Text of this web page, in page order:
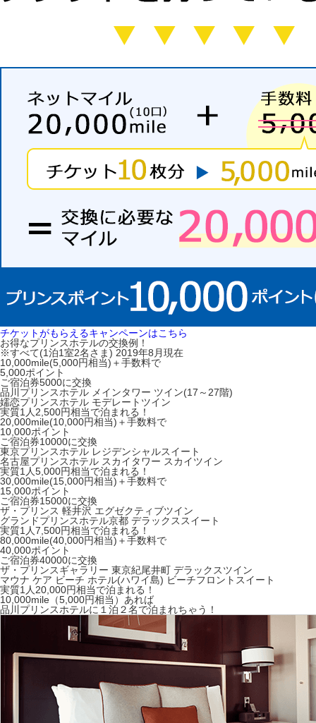
チケットがもらえるキャンペーンはこちら
お得なプリンスホテルの交換例！
※すべて(1泊1室2名さま) 2019年8月現在
10,000mile(5,000円相当)＋手数料で
5,000ポイント
ご宿泊券5000に交換
品川プリンスホテル メインタワー ツイン(17～27階)
嬬恋プリンスホテル モデレートツイン
実質1人2,500円相当で泊まれる！
20,000mile(10,000円相当)＋手数料で
10,000ポイント
ご宿泊券10000に交換
東京プリンスホテル レジデンシャルスイート
名古屋プリンスホテル スカイタワー スカイツイン
実質1人5,000円相当で泊まれる！
30,000mile(15,000円相当)＋手数料で
15,000ポイント
ご宿泊券15000に交換
ザ・プリンス 軽井沢 エグゼクティブツイン
グランドプリンスホテル京都 デラックススイート
実質1人7,500円相当で泊まれる！
80,000mile(40,000円相当)＋手数料で
40,000ポイント
ご宿泊券40000に交換
ザ・プリンスギャラリー 東京紀尾井町 デラックスツイン
マウナ ケア ビーチ ホテル(ハワイ島) ビーチフロントスイート
実質1人20,000円相当で泊まれる！
10,000mile（5,000円相当） あれば
品川プリンスホテルに １泊２名で泊まれちゃう！